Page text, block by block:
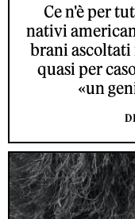
Ce n'è per
nativi
brani
quasi per
«un